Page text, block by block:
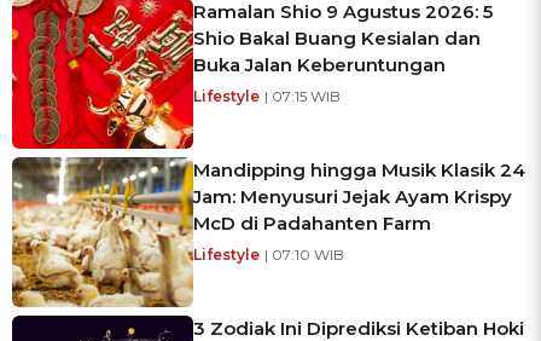
Ramalan Shio 9 Agustus 2026: 5
Shio Bakal Buang Kesialan dan
Buka Jalan Keberuntungan
Lifestyle | 07:15 WIB
Mandipping hingga Musik Klasik 24
Jam: Menyusuri Jejak Ayam Krispy
McD di Padahanten Farm
Lifestyle | 07:10 WIB
3 Zodiak Ini Diprediksi Ketiban Hoki